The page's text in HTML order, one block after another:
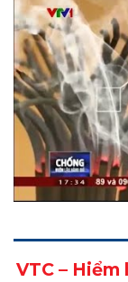
VTC –